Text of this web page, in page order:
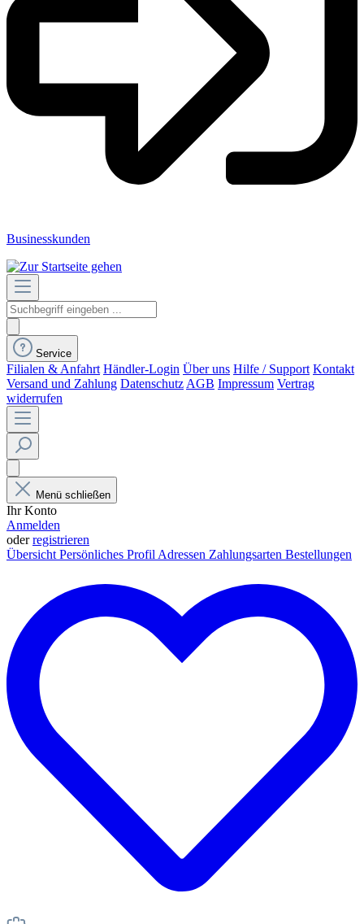
Businesskunden
Service
Filialen & Anfahrt Händler-Login Über uns Hilfe / Support Kontakt
Versand und Zahlung Datenschutz AGB Impressum Vertrag
widerrufen
Menü schließen
Ihr Konto
Anmelden
oderregistrieren
Übersicht Persönliches Profil Adressen Zahlungsarten Bestellungen